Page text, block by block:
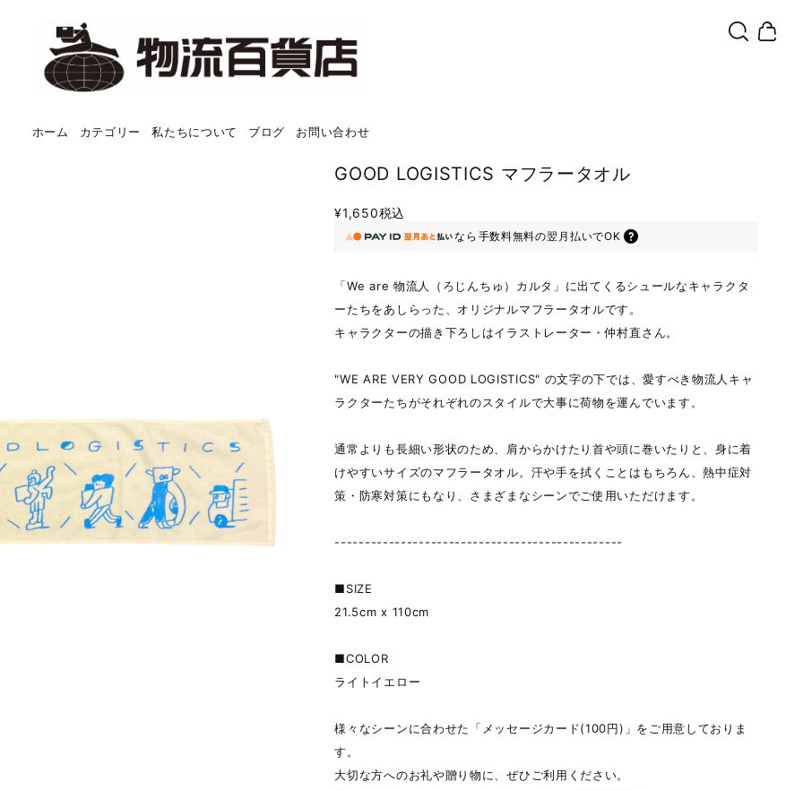
ホーム カテゴリー 私たちについて ブログ お問い合わせ
GOOD LOGISTICS マフラータオル
¥1,650税込
なら 手数料無料の翌月払いでOK
「We are 物流人（ろじんちゅ）カルタ」に出てくるシュールなキャラクタ
ーたちをあしらった、オリジナルマフラータオルです。
キャラクターの描き下ろしはイラストレーター・仲村直さん。
"WE ARE VERY GOOD LOGISTICS" の文字の下では、愛すべき物流人キャ
ラクターたちがそれぞれのスタイルで大事に荷物を運んでいます。
通常よりも長細い形状のため、肩からかけたり首や頭に巻いたりと、身に着
けやすいサイズのマフラータオル。汗や手を拭くことはもちろん、熱中症対
策・防寒対策にもなり、さまざまなシーンでご使用いただけます。
------------------------------------------------
■SIZE
21.5cm x 110cm
■COLOR
ライトイエロー
様々なシーンに合わせた「メッセージカード(100円)」をご用意しておりま
す。
大切な方へのお礼や贈り物に、ぜひご利用ください。